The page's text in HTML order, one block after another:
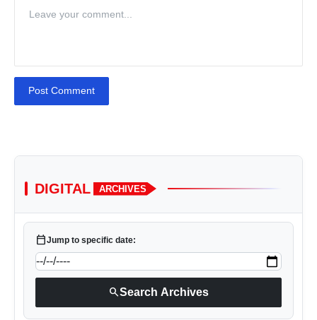
Post Comment
DIGITAL ARCHIVES
calendar_todayJump to specific date:
searchSearch Archives